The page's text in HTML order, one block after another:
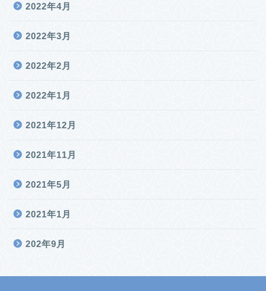
2022年4月
2022年3月
2022年2月
2022年1月
2021年12月
2021年11月
2021年5月
2021年1月
202年9月